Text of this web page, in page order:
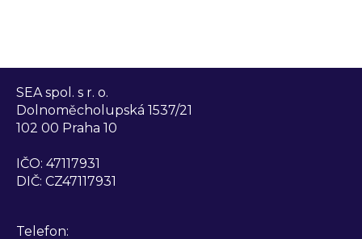
SEA spol. s r. o.
Dolnoměcholupská 1537/21
102 00 Praha 10
IČO: 47117931
DIČ: CZ47117931
Telefon: